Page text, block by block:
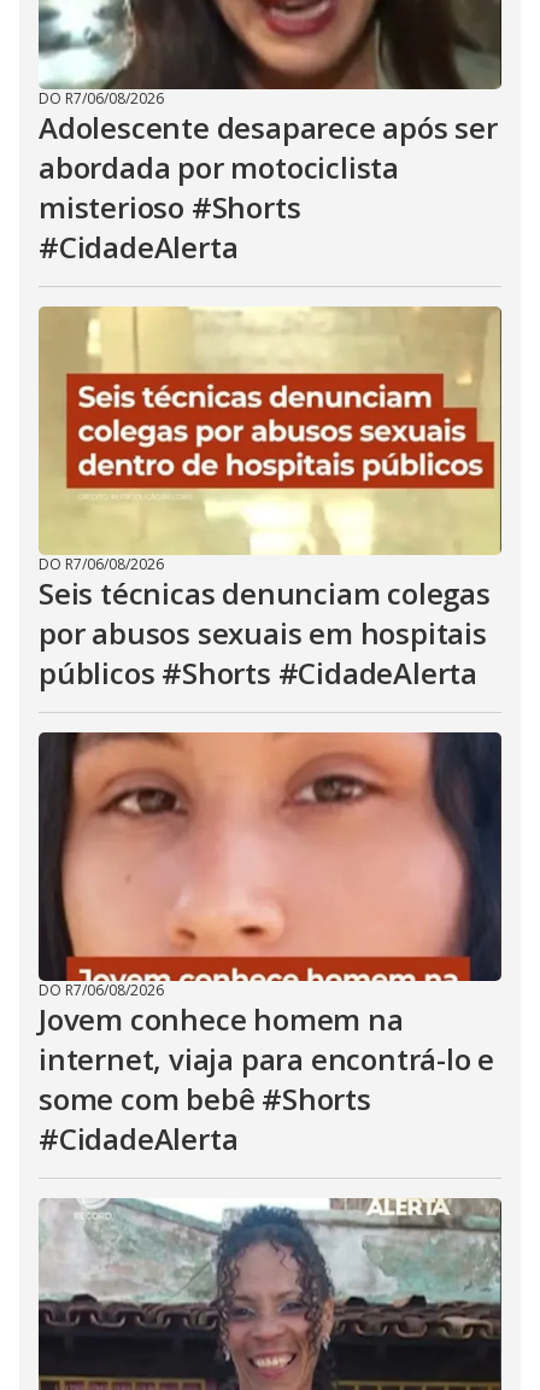
DO R7/06/08/2026
Adolescente desaparece após ser
abordada por motociclista
misterioso #Shorts
#CidadeAlerta
DO R7/06/08/2026
Seis técnicas denunciam colegas
por abusos sexuais em hospitais
públicos #Shorts #CidadeAlerta
DO R7/06/08/2026
Jovem conhece homem na
internet, viaja para encontrá-lo e
some com bebê #Shorts
#CidadeAlerta